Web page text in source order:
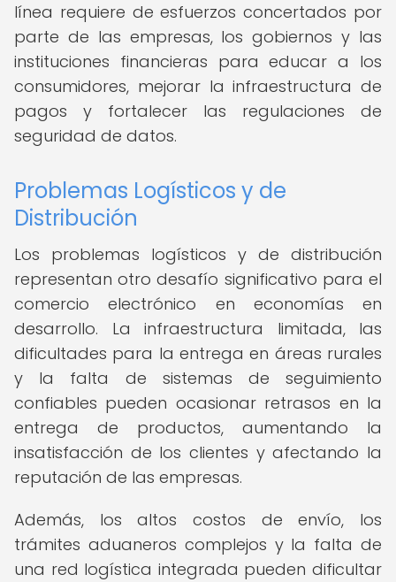
línea requiere de esfuerzos concertados por
parte de las empresas, los gobiernos y las
instituciones financieras para educar a los
consumidores, mejorar la infraestructura de
pagos y fortalecer las regulaciones de
seguridad de datos.
Problemas Logísticos y de
Distribución
Los problemas logísticos y de distribución
representan otro desafío significativo para el
comercio electrónico en economías en
desarrollo. La infraestructura limitada, las
dificultades para la entrega en áreas rurales
y la falta de sistemas de seguimiento
confiables pueden ocasionar retrasos en la
entrega de productos, aumentando la
insatisfacción de los clientes y afectando la
reputación de las empresas.
Además, los altos costos de envío, los
trámites aduaneros complejos y la falta de
una red logística integrada pueden dificultar